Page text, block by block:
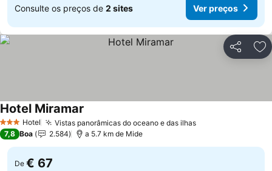
Consulte os preços de 2 sites Ver preços
Partilhar
3 EstrelasHotel Vistas panorâmicas do oceano e das ilhas
Hotel Miramar
7,8 Boa 2.584 a 5.7 km de Mide
De € 67